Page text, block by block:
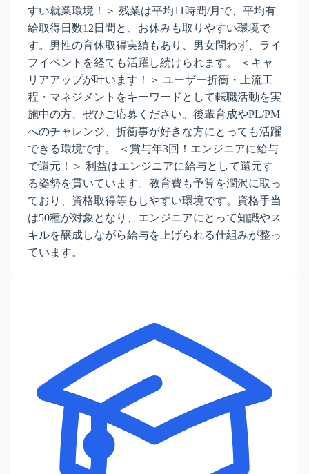
すい就業環境！＞ 残業は平均11時間/月で、平均有
給取得日数12日間と、お休みも取りやすい環境で
す。男性の育休取得実績もあり、男女問わず、ライ
フイベントを経ても活躍し続けられます。 ＜キャ
リアアップが叶います！＞ ユーザー折衝・上流工
程・マネジメントをキーワードとして転職活動を実
施中の方、ぜひご応募ください。後輩育成やPL/PM
へのチャレンジ、折衝事が好きな方にとっても活躍
できる環境です。 ＜賞与年3回！エンジニアに給与
で還元！＞ 利益はエンジニアに給与として還元す
る姿勢を貫いています。教育費も予算を潤沢に取っ
ており、資格取得等もしやすい環境です。資格手当
は50種が対象となり、エンジニアにとって知識やス
キルを醸成しながら給与を上げられる仕組みが整っ
ています。